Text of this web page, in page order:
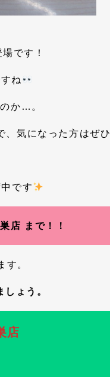
です！
ね
か…。
、気になった方はぜひ
です
店 まで！！
す。
ょう。
店